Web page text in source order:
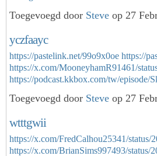
Toegevoegd door Steve op 27
yczfaayc
https://pastelink.net/99o9x0oe https://
https://x.com/MooneyhamR91461/
https://podcast.kkbox.com/tw/
Toegevoegd door Steve op 27
wtttgwii
https://x.com/FredCalhou25341/status/
https://x.com/BrianSims997493/status/